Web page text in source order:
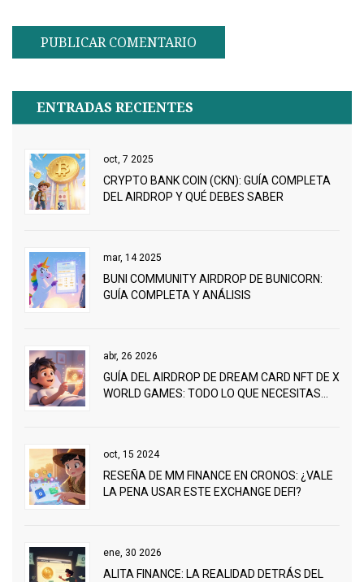
ENTRADAS RECIENTES
oct, 7 2025
CRYPTO BANK COIN (CKN): GUÍA COMPLETA
DEL AIRDROP Y QUÉ DEBES SABER
mar, 14 2025
BUNI COMMUNITY AIRDROP DE BUNICORN:
GUÍA COMPLETA Y ANÁLISIS
abr, 26 2026
GUÍA DEL AIRDROP DE DREAM CARD NFT DE X
WORLD GAMES: TODO LO QUE NECESITAS
oct, 15 2024
RESEÑA DE MM FINANCE EN CRONOS: ¿VALE
LA PENA USAR ESTE EXCHANGE DEFI?
ene, 30 2026
ALITA FINANCE: LA REALIDAD DETRÁS DEL